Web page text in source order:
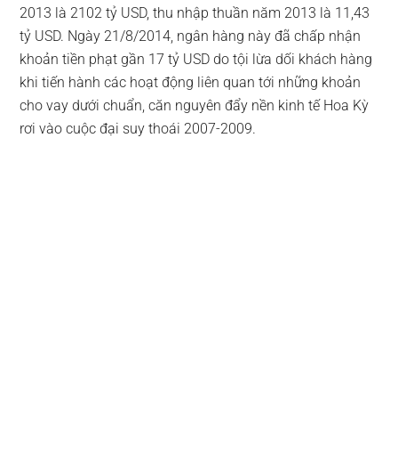
2013 là 2102 tỷ USD, thu nhập thuần năm 2013 là 11,43
tỷ USD. Ngày 21/8/2014, ngân hàng này đã chấp nhận
khoản tiền phạt gần 17 tỷ USD do tội lừa dối khách hàng
khi tiến hành các hoạt động liên quan tới những khoản
cho vay dưới chuẩn, căn nguyên đẩy nền kinh tế Hoa Kỳ
rơi vào cuộc đại suy thoái 2007-2009.